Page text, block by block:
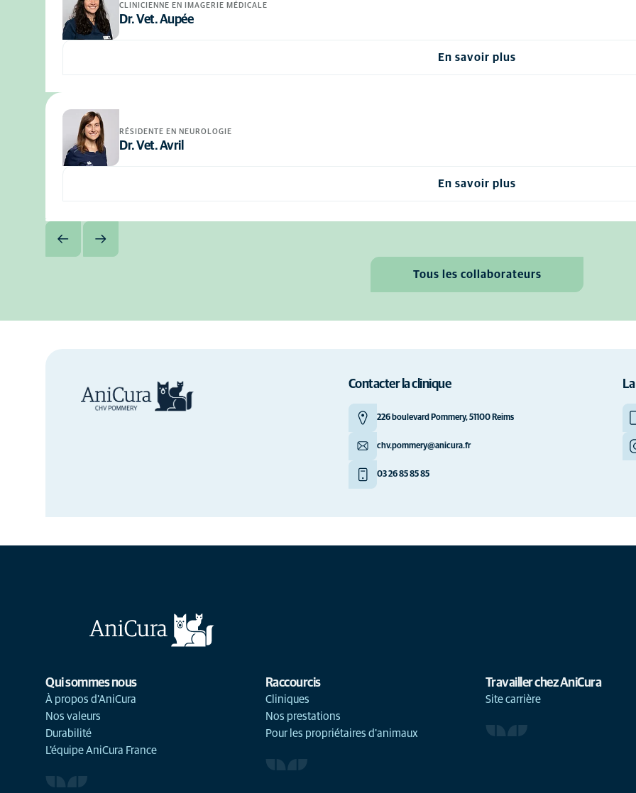
CLINICIENNE EN IMAGERIE MÉDICALE
Dr. Vet. Aupée
En savoir plus
RÉSIDENTE EN NEUROLOGIE
Dr. Vet. Avril
En savoir plus
Tous les collaborateurs
Contacter la clinique
226 boulevard Pommery, 51100 Reims
chv.pommery@anicura.fr
03 26 85 85 85
Qui sommes nous
À propos d'AniCura
Nos valeurs
Durabilité
L'équipe AniCura France
Raccourcis
Cliniques
Nos prestations
Pour les propriétaires d'animaux
Travailler chez AniCura
Site carrière